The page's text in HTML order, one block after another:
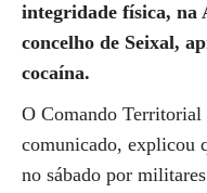
integridade física, na
concelho de Seixal,
cocaína.
O Comando Territorial
comunicado, explicou
no sábado por